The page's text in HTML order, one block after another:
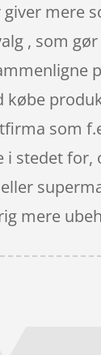
mere
, som
som
stedet
mere